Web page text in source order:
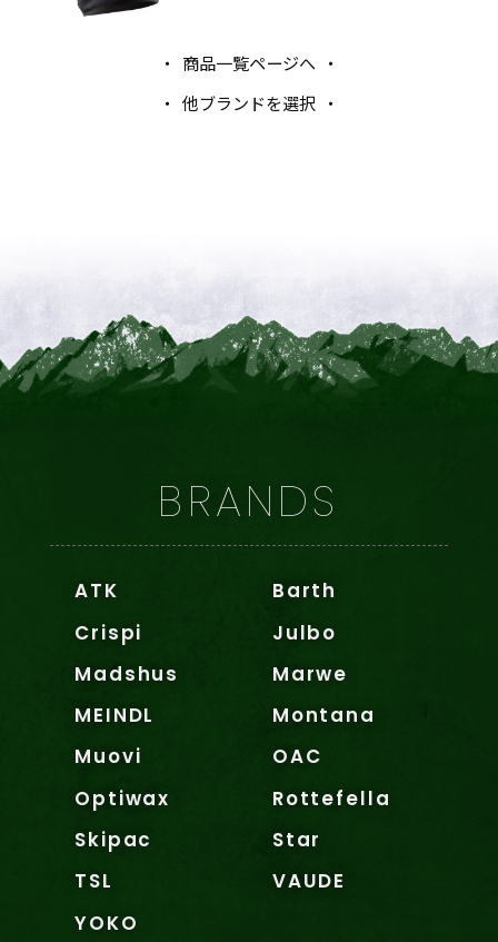
商品一覧ページへ
他ブランドを選択
BRANDS
ATK
Barth
Crispi
Julbo
Madshus
Marwe
MEINDL
Montana
Muovi
OAC
Optiwax
Rottefella
Skipac
Star
TSL
VAUDE
YOKO